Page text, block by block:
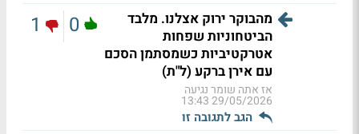
מהבוקר ירוק אצלנו. מלבד
הביטחוניות שפחות
אטרקטיביות כשמסתמן הסכם
עם אירן ברקע (ל"ת)
אז אתה שומר נגיעה
29/05/2026 13:43
הגב לתגובה זו
0
1